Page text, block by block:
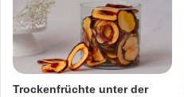
Trockenfrüchte unter der